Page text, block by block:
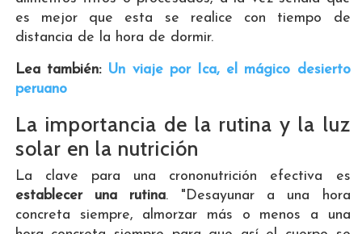
es mejor que esta se realice con tiempo de
distancia de la hora de dormir.
Lea también: Un viaje por Ica, el mágico desierto
peruano
La importancia de la rutina y la luz
solar en la nutrición
La clave para una crononutrición efectiva es
establecer una rutina. "Desayunar a una hora
concreta siempre, almorzar más o menos a una